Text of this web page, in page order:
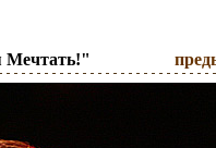
Мечтать!"